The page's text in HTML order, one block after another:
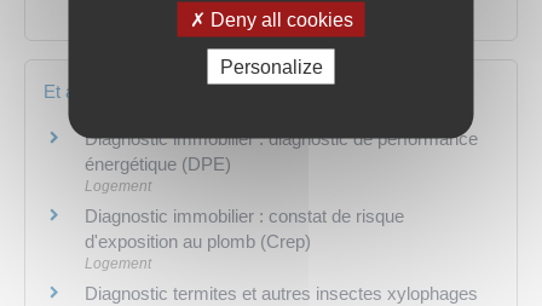
diagnostiqueur certifié ?
Et aussi
Diagnostic immobilier : diagnostic de performance
énergétique (DPE)
Logement
Diagnostic immobilier : constat de risque
d'exposition au plomb (Crep)
Logement
Diagnostic termites et autres insectes xylophages
Deny all cookies
Personalize